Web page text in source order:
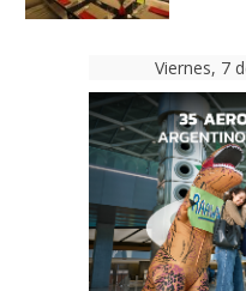
Viernes, 7